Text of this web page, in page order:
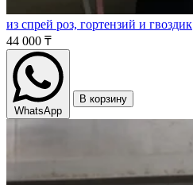
из спрей роз, гортензий и гвоздик
44 000 ₸
WhatsApp
В корзину